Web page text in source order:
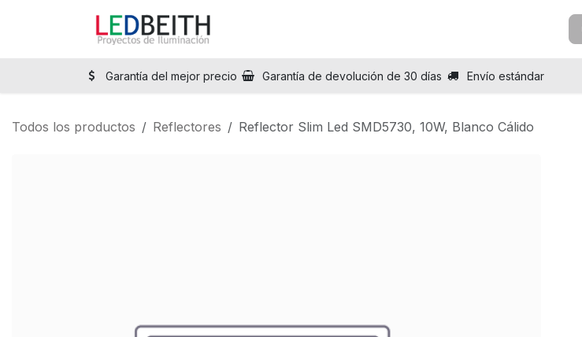
Garantía del mejor precio Garantía de devolución de 30 días Envío estándar
Todos los productos Reflectores Reflector Slim Led SMD5730, 10W, Blanco Cálido